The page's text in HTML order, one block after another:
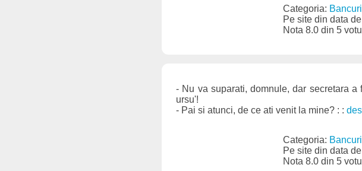
Categoria:
Pe site din data
Nota 8.0 din 5
- Nu va suparati, domnule, dar secretara
ursu'!
- Pai si atunci, de ce ati venit la mine? : :
Categoria:
Pe site din data
Nota 8.0 din 5